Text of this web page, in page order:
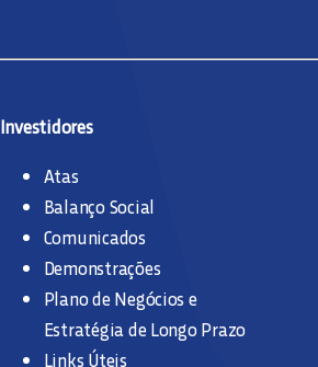
Investidores
Atas
Balanço Social
Comunicados
Demonstrações
Plano de Negócios e
Estratégia de Longo Prazo
Links Úteis